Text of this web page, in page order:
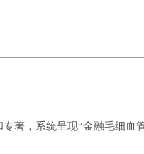
著，系统呈现“金融毛细血